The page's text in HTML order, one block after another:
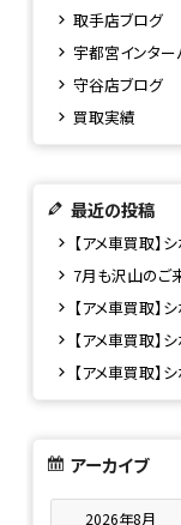
取手店ブログ
宇都宮インタ
守谷店ブログ
買取実績
最近の投稿
【アメ車買取】
7月も沢山のご
【アメ車買取
【アメ車買取】
【アメ車買取
アーカイブ
2026年8月